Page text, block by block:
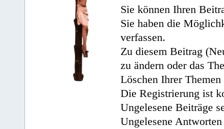
Sie können Ihren
Sie haben die
verfassen.
Zu diesem Beitrag
zu ändern oder das
Löschen Ihrer
Die Registrierung ist
Ungelesene Beiträge
Ungelesene